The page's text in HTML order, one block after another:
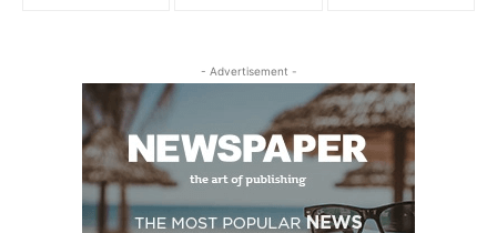
- Advertisement -